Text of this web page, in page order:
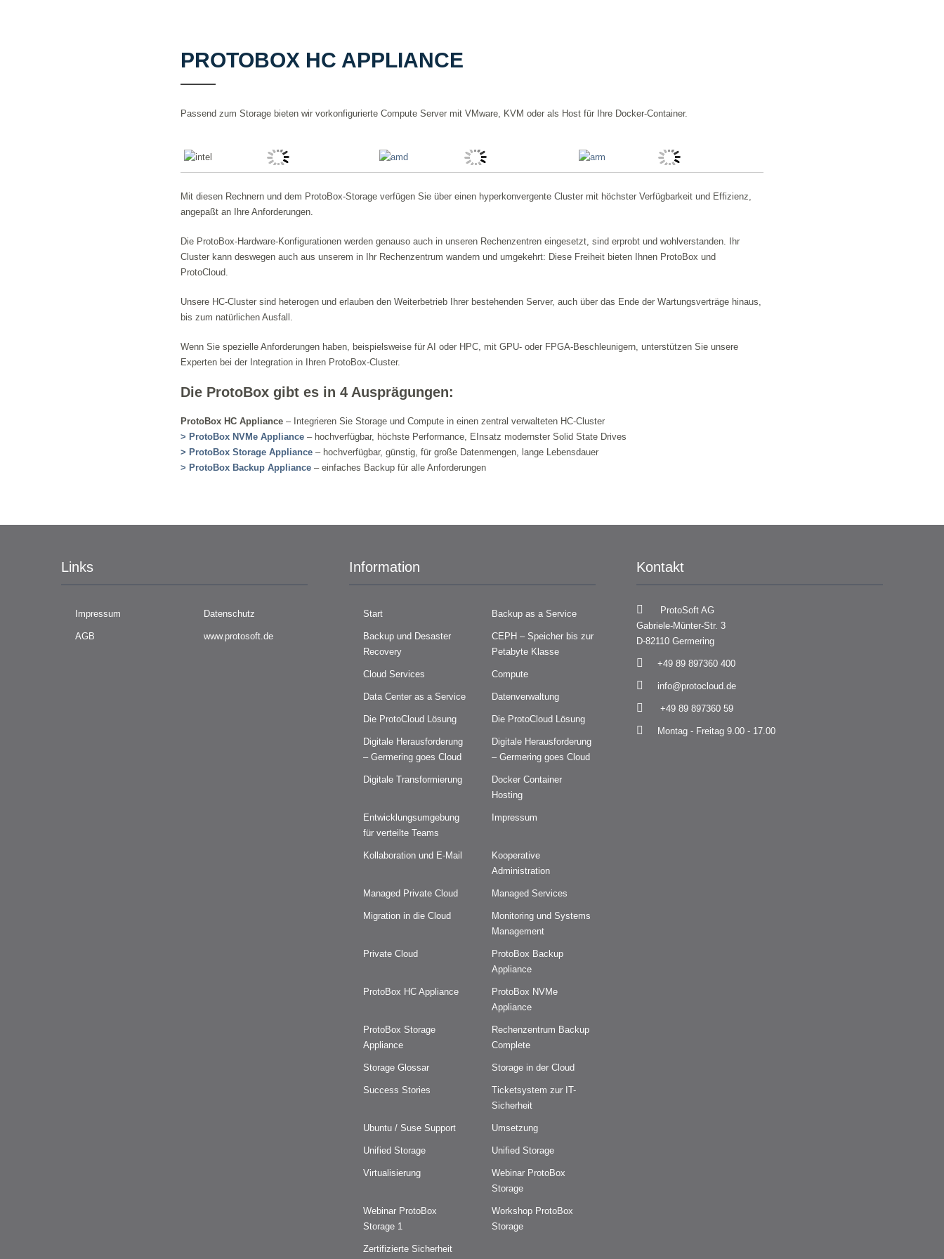
PROTOBOX HC APPLIANCE
Passend zum Storage bieten wir vorkonfigurierte Compute Server mit VMware, KVM oder als Host für Ihre Docker-Container.
Mit diesen Rechnern und dem ProtoBox-Storage verfügen Sie über einen hyperkonvergente Cluster mit höchster Verfügbarkeit und Effizienz,
angepaßt an Ihre Anforderungen.
Die ProtoBox-Hardware-Konfigurationen werden genauso auch in unseren Rechenzentren eingesetzt, sind erprobt und wohlverstanden. Ihr
Cluster kann deswegen auch aus unserem in Ihr Rechenzentrum wandern und umgekehrt: Diese Freiheit bieten Ihnen ProtoBox und
ProtoCloud.
Unsere HC-Cluster sind heterogen und erlauben den Weiterbetrieb Ihrer bestehenden Server, auch über das Ende der Wartungsverträge hinaus,
bis zum natürlichen Ausfall.
Wenn Sie spezielle Anforderungen haben, beispielsweise für AI oder HPC, mit GPU- oder FPGA-Beschleunigern, unterstützen Sie unsere
Experten bei der Integration in Ihren ProtoBox-Cluster.
Die ProtoBox gibt es in 4 Ausprägungen:
ProtoBox HC Appliance – Integrieren Sie Storage und Compute in einen zentral verwalteten HC-Cluster
> ProtoBox NVMe Appliance – hochverfügbar, höchste Performance, EInsatz modernster Solid State Drives
> ProtoBox Storage Appliance – hochverfügbar, günstig, für große Datenmengen, lange Lebensdauer
> ProtoBox Backup Appliance – einfaches Backup für alle Anforderungen
Links
Impressum Datenschutz
AGB www.protosoft.de
Information
Start Backup as a Service
Backup und Desaster
Recovery
CEPH – Speicher bis zur
Petabyte Klasse
Cloud Services Compute
Data Center as a Service Datenverwaltung
Die ProtoCloud Lösung Die ProtoCloud Lösung
Digitale Herausforderung
– Germering goes Cloud
Digitale Herausforderung
– Germering goes Cloud
Digitale Transformierung
Docker Container
Hosting
Entwicklungs umgebung
für verteilte Teams
Impressum
Kollaboration und E-Mail
Kooperative
Administration
Managed Private Cloud Managed Services
Migration in die Cloud
Monitoring und Systems
Management
Private Cloud
ProtoBox Backup
Appliance
ProtoBox HC Appliance
ProtoBox NVMe
Appliance
ProtoBox Storage
Appliance
Rechenzentrum Backup
Complete
Storage Glossar Storage in der Cloud
Success Stories
Ticketsystem zur IT-
Sicherheit
Ubuntu / Suse Support Umsetzung
Unified Storage Unified Storage
Virtualisierung
Webinar ProtoBox
Storage
Webinar ProtoBox
Storage 1
Workshop ProtoBox
Storage
Zertifizierte Sicherheit
Kontakt
ProtoSoft AG
Gabriele-Münter-Str. 3
D-82110 Germering
+49 89 897360 400
info@protocloud.de
+49 89 897360 59
Montag - Freitag 9.00 - 17.00